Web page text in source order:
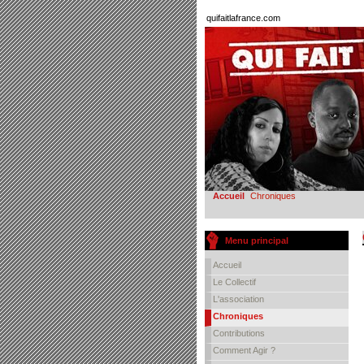
quifaitlafrance.com
Accueil Chroniques
Menu principal
Accueil
Le Collectif
L'association
Chroniques
Contributions
Comment Agir ?